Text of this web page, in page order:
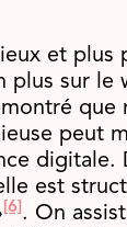
et plus
plus sur le
que
peut
digitale.
est
[6] . On